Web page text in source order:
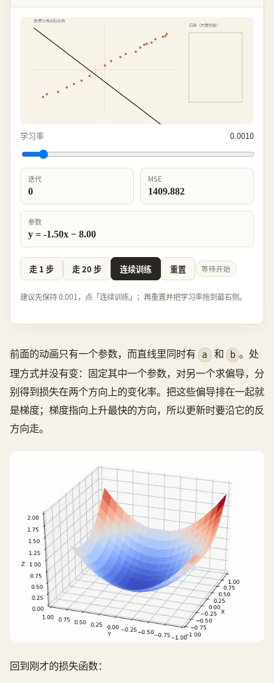
学习率 0.0010
迭代
0
参数
y = -1.50x − 8.00
MSE
1409.882
走 1 步 走 20 步 连续训练 重置 等待开始
建议先保持 0.001，点「连续训练」；再重置并把学习率拖到最右侧。
前面的动画只有一个参数，而直线里同时有 a 和 b 。处
理方式并没有变：固定其中一个参数，对另一个求偏导，分
别得到损失在两个方向上的变化率。把这些偏导排在一起就
是梯度；梯度指向上升最快的方向，所以更新时要沿它的反
方向走。
回到刚才的损失函数：